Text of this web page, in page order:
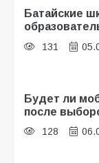
Батайские
131
Будет ли
после
128